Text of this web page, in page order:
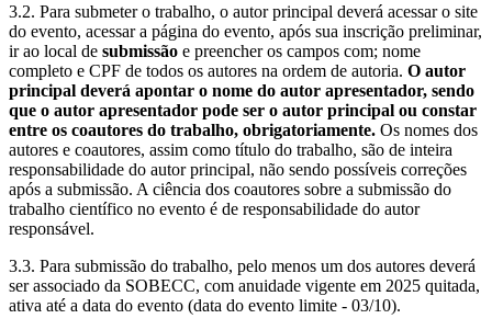
3.2. Para submeter o trabalho, o autor principal deverá acessar o site
do evento, acessar a página do evento, após sua inscrição preliminar,
ir ao local de submissão e preencher os campos com; nome
completo e CPF de todos os autores na ordem de autoria. O autor
principal deverá apontar o nome do autor apresentador, sendo
que o autor apresentador pode ser o autor principal ou constar
entre os coautores do trabalho, obrigatoriamente. Os nomes dos
autores e coautores, assim como título do trabalho, são de inteira
responsabilidade do autor principal, não sendo possíveis correções
após a submissão. A ciência dos coautores sobre a submissão do
trabalho científico no evento é de responsabilidade do autor
responsável.
3.3. Para submissão do trabalho, pelo menos um dos autores deverá
ser associado da SOBECC, com anuidade vigente em 2025 quitada,
ativa até a data do evento (data do evento limite - 03/10).